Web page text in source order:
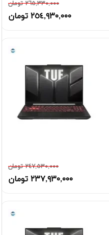
٢٦٥,٣٣٠,٠٠٠ تومان
٢٥٤,٩٣٠,٠٠٠ تومان
٢٤٧,٥٣٠,٠٠٠ تومان
٢٣٧,٩٣٠,٠٠٠ تومان